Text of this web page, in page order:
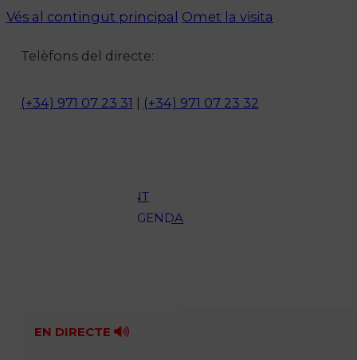
Vés al contingut principal Omet la visita
Telèfons del directe:
(+34) 971 07 23 31 (+34) 971 07 23 32
OCI
AMBIENT
AGENDA
Fes-te'n soci!
EN DIRECTE